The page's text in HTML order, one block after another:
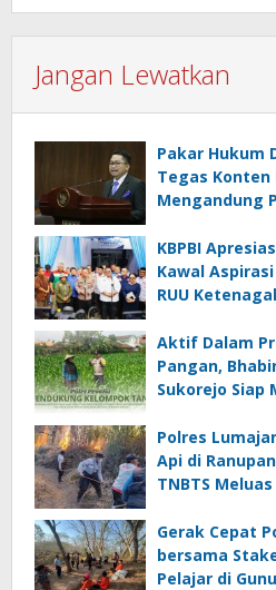
Jangan Lewatkan
Pakar Hukum
Tegas Konten
Mengandung
KBPBI
Kawal
RUU
Aktif Dalam
Pangan,
Sukorejo Siap
Polres
Api di
TNBTS Meluas
Gerak Cepat
bersama
Pelajar di